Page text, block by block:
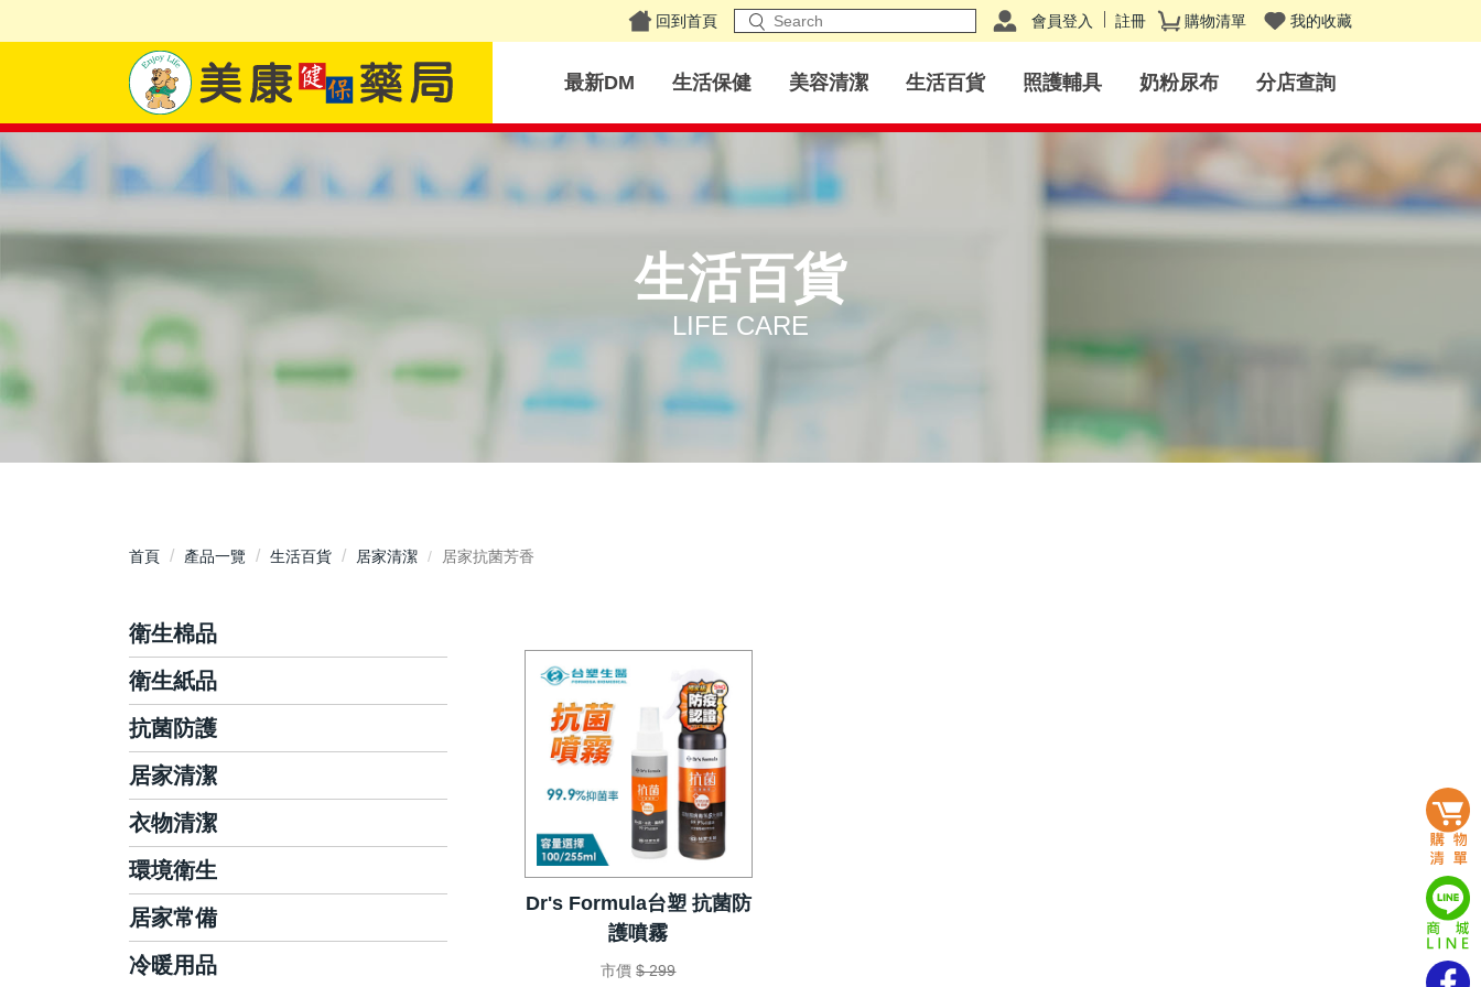
回到首頁 會員登入 註冊 購物清單 我的收藏
最新DM 生活保健 美容清潔 生活百貨 照護輔具 奶粉尿布 分店查詢
生活百貨
LIFE CARE
首頁 產品一覽 生活百貨 居家清潔 居家抗菌芳香
Dr's Formula台塑 抗菌防
護噴霧
市價 $ 299
衛生棉品
護墊
日用衛生棉
夜用衛生棉
衛生棉條
衛生紙品
抽取式衛生紙
平版/捲筒式衛生紙
面紙/隨身包
廚房紙巾
抗菌防護
洗手乳/慕斯
手部抗菌/乾洗手
抗菌濕巾
藥用酒精/酒精濕巾
泡沫洗手機
居家清潔
碗盤/蔬果清潔
廚房清潔
玻璃清潔
浴室清潔
衣物清潔
洗衣精/粉
衣物柔軟芳香
衣物局部去漬
環境衛生
環境消毒滅菌
環境芳香除臭
居家常備
棉花棒
冷暖用品